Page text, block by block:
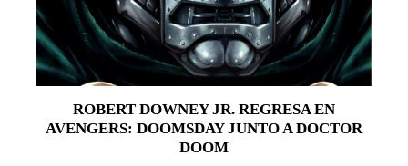
ROBERT DOWNEY JR. REGRESA EN
AVENGERS: DOOMSDAY JUNTO A DOCTOR
DOOM